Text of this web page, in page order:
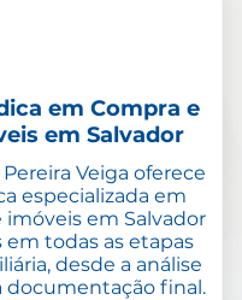
em Compra e
em Salvador
Veiga oferece
especializada em
em Salvador
todas as etapas
desde a análise
documentação final.